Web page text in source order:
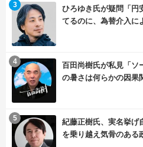
ひろゆき氏が疑問「円
てるのに、為替介入に
3
百田尚樹氏が私見「ソ
の暑さは何らかの因果
4
紀藤正樹氏、実名挙げ
を乗り越え気骨のある
5